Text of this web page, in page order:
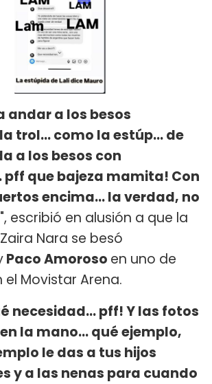
andar a los besos
trol... como la estúp... de
a los besos con
pff que bajeza mamita! Con
encima... la verdad, no
", escribió en alusión a que la
Nara se besó
Paco Amoroso en uno de
el Movistar Arena.
necesidad... pff! Y las fotos
la mano... qué ejemplo,
le das a tus hijos
y a las nenas para cuando